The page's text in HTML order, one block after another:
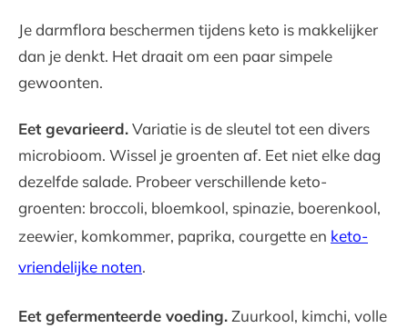
Je darmflora beschermen tijdens keto is makkelijker
dan je denkt. Het draait om een paar simpele
gewoonten.
Eet gevarieerd.Variatie is de sleutel tot een divers
microbioom. Wissel je groenten af. Eet niet elke dag
dezelfde salade. Probeer verschillende keto-
groenten: broccoli, bloemkool, spinazie, boerenkool,
zeewier, komkommer, paprika, courgette en keto-
vriendelijke noten.
Eet gefermenteerde voeding.Zuurkool, kimchi, volle